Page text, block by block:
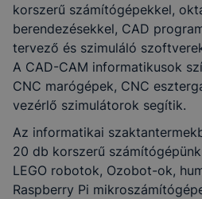
korszerű számítógépekkel,
berendezésekkel, CAD
tervező és szimuláló
A CAD-CAM informatikusok
CNC marógépek, CNC
vezérlő szimulátorok segítik.
Az informatikai
20 db korszerű
LEGO robotok, Ozobot-ok,
Raspberry Pi